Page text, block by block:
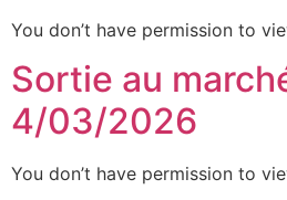
You don’t have permission to
Sortie au
4/03/2026
You don’t have permission to